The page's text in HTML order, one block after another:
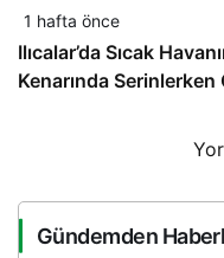
1 hafta önce
Ilıcalar’da Sıcak
Kenarında
Gündemden